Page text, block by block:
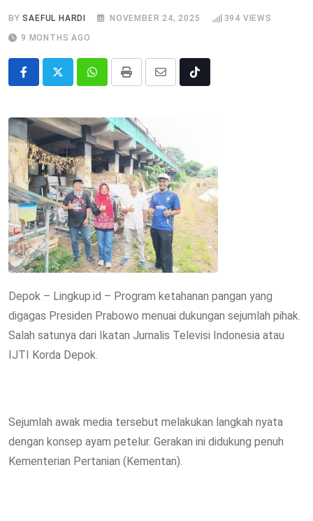
BYSAEFUL HARDI NOVEMBER 24, 2025 394 VIEWS
9 MONTHS AGO
Whatsapp
Print
Share
Tiktok
Depok – Lingkup.id – Program ketahanan pangan yang
digagas Presiden Prabowo menuai dukungan sejumlah pihak.
Salah satunya dari Ikatan Jurnalis Televisi Indonesia atau
IJTI Korda Depok.
Sejumlah awak media tersebut melakukan langkah nyata
dengan konsep ayam petelur. Gerakan ini didukung penuh
Kementerian Pertanian (Kementan).